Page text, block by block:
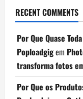
RECENT COMMENTS
Por Que Quase
Poploadgigem
transforma fotos
Por Que os